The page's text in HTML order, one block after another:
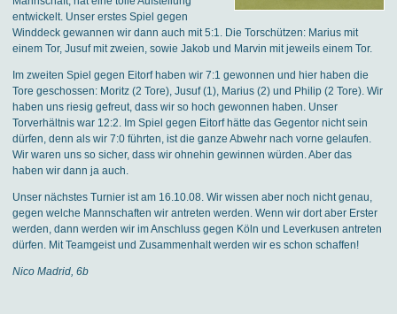
entwickelt. Unser erstes Spiel gegen
Winddeck gewannen wir dann auch mit 5:1. Die Torschützen: Marius mit
einem Tor, Jusuf mit zweien, sowie Jakob und Marvin mit jeweils einem Tor.
Im zweiten Spiel gegen Eitorf haben wir 7:1 gewonnen und hier haben die
Tore geschossen: Moritz (2 Tore), Jusuf (1), Marius (2) und Philip (2 Tore). Wir
haben uns riesig gefreut, dass wir so hoch gewonnen haben. Unser
Torverhältnis war 12:2. Im Spiel gegen Eitorf hätte das Gegentor nicht sein
dürfen, denn als wir 7:0 führten, ist die ganze Abwehr nach vorne gelaufen.
Wir waren uns so sicher, dass wir ohnehin gewinnen würden. Aber das
haben wir dann ja auch.
Unser nächstes Turnier ist am 16.10.08. Wir wissen aber noch nicht genau,
gegen welche Mannschaften wir antreten werden. Wenn wir dort aber Erster
werden, dann werden wir im Anschluss gegen Köln und Leverkusen antreten
dürfen. Mit Teamgeist und Zusammenhalt werden wir es schon schaffen!
Nico Madrid, 6b